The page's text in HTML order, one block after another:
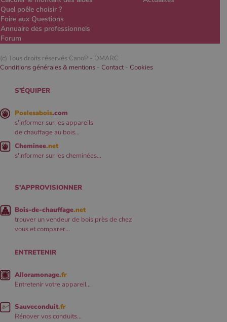
Quel poêle choisir ?
Foire aux Questions
Annuaire des professionnels
Forum
(c) Tous droits réservés CanoP - DMARC
Conditions générales & mentions - Contact- Cookies
S'ÉQUIPER
Poelesabois.com
s'informer sur les appareils
de chauffage au bois...
Cheminee.net
s'informer sur les cheminées...
S'APPROVISIONNER
Bois-de-chauffage.net
trouver un vendeur de bois près de chez
vous et comparer...
ENTRETENIR
Alloramonage.fr
Entretenir votre appareil...
Sauveconduit.fr
Rénover vos conduits...